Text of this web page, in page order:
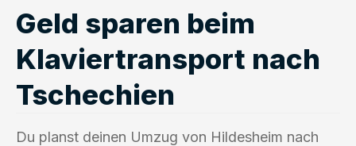
Geld sparen beim
Klaviertransport nach
Tschechien
Du planst deinen Umzug von Hildesheim nach